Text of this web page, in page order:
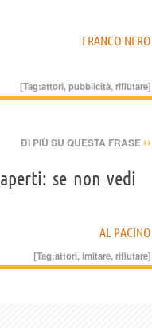
FRANCO NERO
[Tag:attori,pubblicità,rifiutare]
DI PIÙ SU QUESTA FRASE ››
aperti: se non vedi
AL PACINO
[Tag:attori,imitare,rifiutare]